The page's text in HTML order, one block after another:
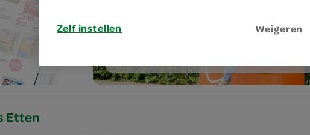
Etten
Zelf instellen Weigeren